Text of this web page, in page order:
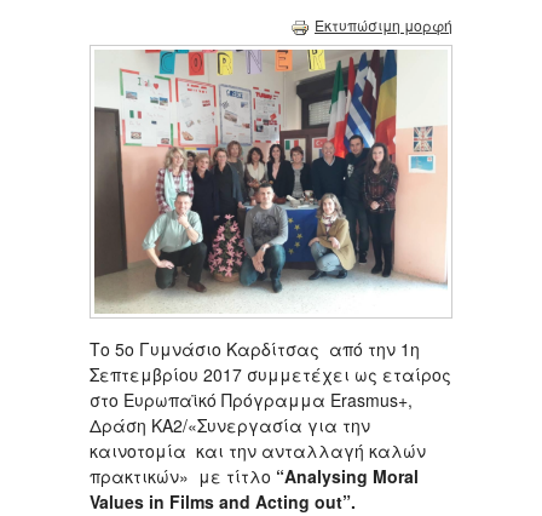
Εκτυπώσιμη μορφή
Το 5ο Γυμνάσιο Καρδίτσας από την 1η
Σεπτεμβρίου 2017 συμμετέχει ως εταίρος
στο Ευρωπαϊκό Πρόγραμμα Erasmus+,
Δράση KA2/«Συνεργασία για την
καινοτομία και την ανταλλαγή καλών
πρακτικών» με τίτλο “Analysing Moral
Values in Films and Acting out”.